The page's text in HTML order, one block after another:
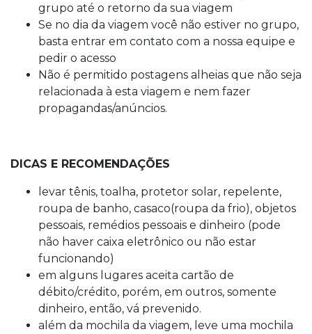
grupo até o retorno da sua viagem
Se no dia da viagem você não estiver no grupo,
basta entrar em contato com a nossa equipe e
pedir o acesso
Não é permitido postagens alheias que não seja
relacionada à esta viagem e nem fazer
propagandas/anúncios.
DICAS E RECOMENDAÇÕES
levar tênis, toalha, protetor solar, repelente,
roupa de banho, casaco(roupa da frio), objetos
pessoais, remédios pessoais e dinheiro (pode
não haver caixa eletrônico ou não estar
funcionando)
em alguns lugares aceita cartão de
débito/crédito, porém, em outros, somente
dinheiro, então, vá prevenido.
além da mochila da viagem, leve uma mochila